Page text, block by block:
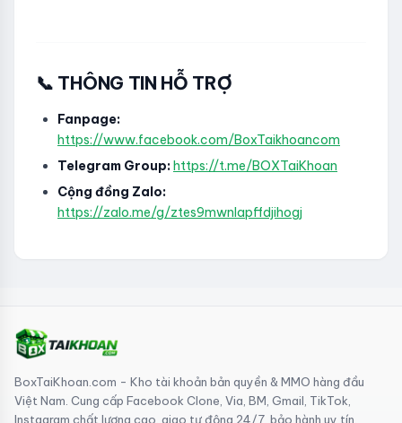
📞 THÔNG TIN HỖ TRỢ
Fanpage:
https://www.facebook.com/BoxTaikhoancom
Telegram Group:https://t.me/BOXTaiKhoan
Cộng đồng Zalo:
https://zalo.me/g/ztes9mwnlapffdjihogj
BoxTaiKhoan.com - Kho tài khoản bản quyền & MMO hàng đầu
Việt Nam. Cung cấp Facebook Clone, Via, BM, Gmail, TikTok,
Instagram chất lượng cao, giao tự động 24/7, bảo hành uy tín.